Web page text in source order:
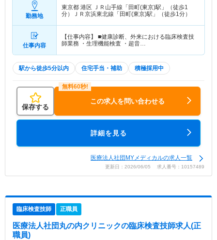
勤務地
東京都 港区
ＪＲ山手線「田町(東京)駅」（徒歩1
分）ＪＲ京浜東北線「田町(東京)駅」（徒歩1分）
仕事内容
【仕事内容】 ■健康診断、外来における臨床検査技
師業務 ・生理機能検査 ・超音…
駅から徒歩5分以内 住宅手当・補助 積極採用中
保存する
この求人を問い合わせる
詳細を見る
医療法人社団MYメディカルの求人一覧
更新日：2026/06/05 求人番号：10157489
臨床検査技師 正職員
医療法人社団丸の内クリニックの臨床検査技師求人(正
職員)